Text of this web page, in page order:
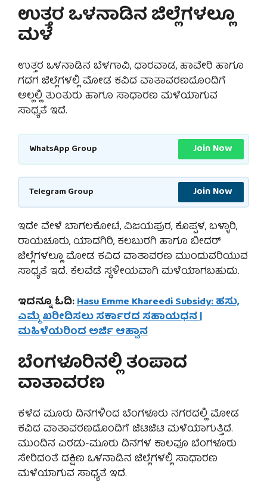
ಉತ್ತರ ಒಳನಾಡಿನ ಜಿಲ್ಲೆಗಳಲ್ಲೂ
ಮಳೆ
ಉತ್ತರ ಒಳನಾಡಿನ ಬೆಳಗಾವಿ, ಧಾರವಾಡ, ಹಾವೇರಿ ಹಾಗೂ
ಗದಗ ಜಿಲ್ಲೆಗಳಲ್ಲಿ ಮೋಡ ಕವಿದ ವಾತಾವರಣದೊಂದಿಗೆ
ಅಲ್ಲಲ್ಲಿ ತುಂತುರು ಹಾಗೂ ಸಾಧಾರಣ ಮಳೆಯಾಗುವ
ಸಾಧ್ಯತೆ ಇದೆ.
WhatsApp Group Join Now
Telegram Group Join Now
ಇದೇ ವೇಳೆ ಬಾಗಲಕೋಟೆ, ವಿಜಯಪುರ, ಕೊಪ್ಪಳ, ಬಳ್ಳಾರಿ,
ರಾಯಚೂರು, ಯಾದಗಿರಿ, ಕಲಬುರಗಿ ಹಾಗೂ ಬೀದರ್
ಜಿಲ್ಲೆಗಳಲ್ಲೂ ಮೋಡ ಕವಿದ ವಾತಾವರಣ ಮುಂದುವರಿಯುವ
ಸಾಧ್ಯತೆ ಇದೆ. ಕೆಲವೆಡೆ ಸ್ಥಳೀಯವಾಗಿ ಮಳೆಯಾಗಬಹುದು.
ಇದನ್ನೂ ಓದಿ:Hasu Emme Khareedi Subsidy: ಹಸು,
ಎಮ್ಮೆ ಖರೀದಿಸಲು ಸರ್ಕಾರದ ಸಹಾಯಧನ |
ಮಹಿಳೆಯರಿಂದ ಅರ್ಜಿ ಆಹ್ವಾನ
ಬೆಂಗಳೂರಿನಲ್ಲಿ ತಂಪಾದ
ವಾತಾವರಣ
ಕಳೆದ ಮೂರು ದಿನಗಳಿಂದ ಬೆಂಗಳೂರು ನಗರದಲ್ಲಿ ಮೋಡ
ಕವಿದ ವಾತಾವರಣದೊಂದಿಗೆ ಜಿಟಿಜಿಟಿ ಮಳೆಯಾಗುತ್ತಿದೆ.
ಮುಂದಿನ ಎರಡು-ಮೂರು ದಿನಗಳ ಕಾಲವೂ ಬೆಂಗಳೂರು
ಸೇರಿದಂತೆ ದಕ್ಷಿಣ ಒಳನಾಡಿನ ಜಿಲ್ಲೆಗಳಲ್ಲಿ ಸಾಧಾರಣ
ಮಳೆಯಾಗುವ ಸಾಧ್ಯತೆ ಇದೆ.